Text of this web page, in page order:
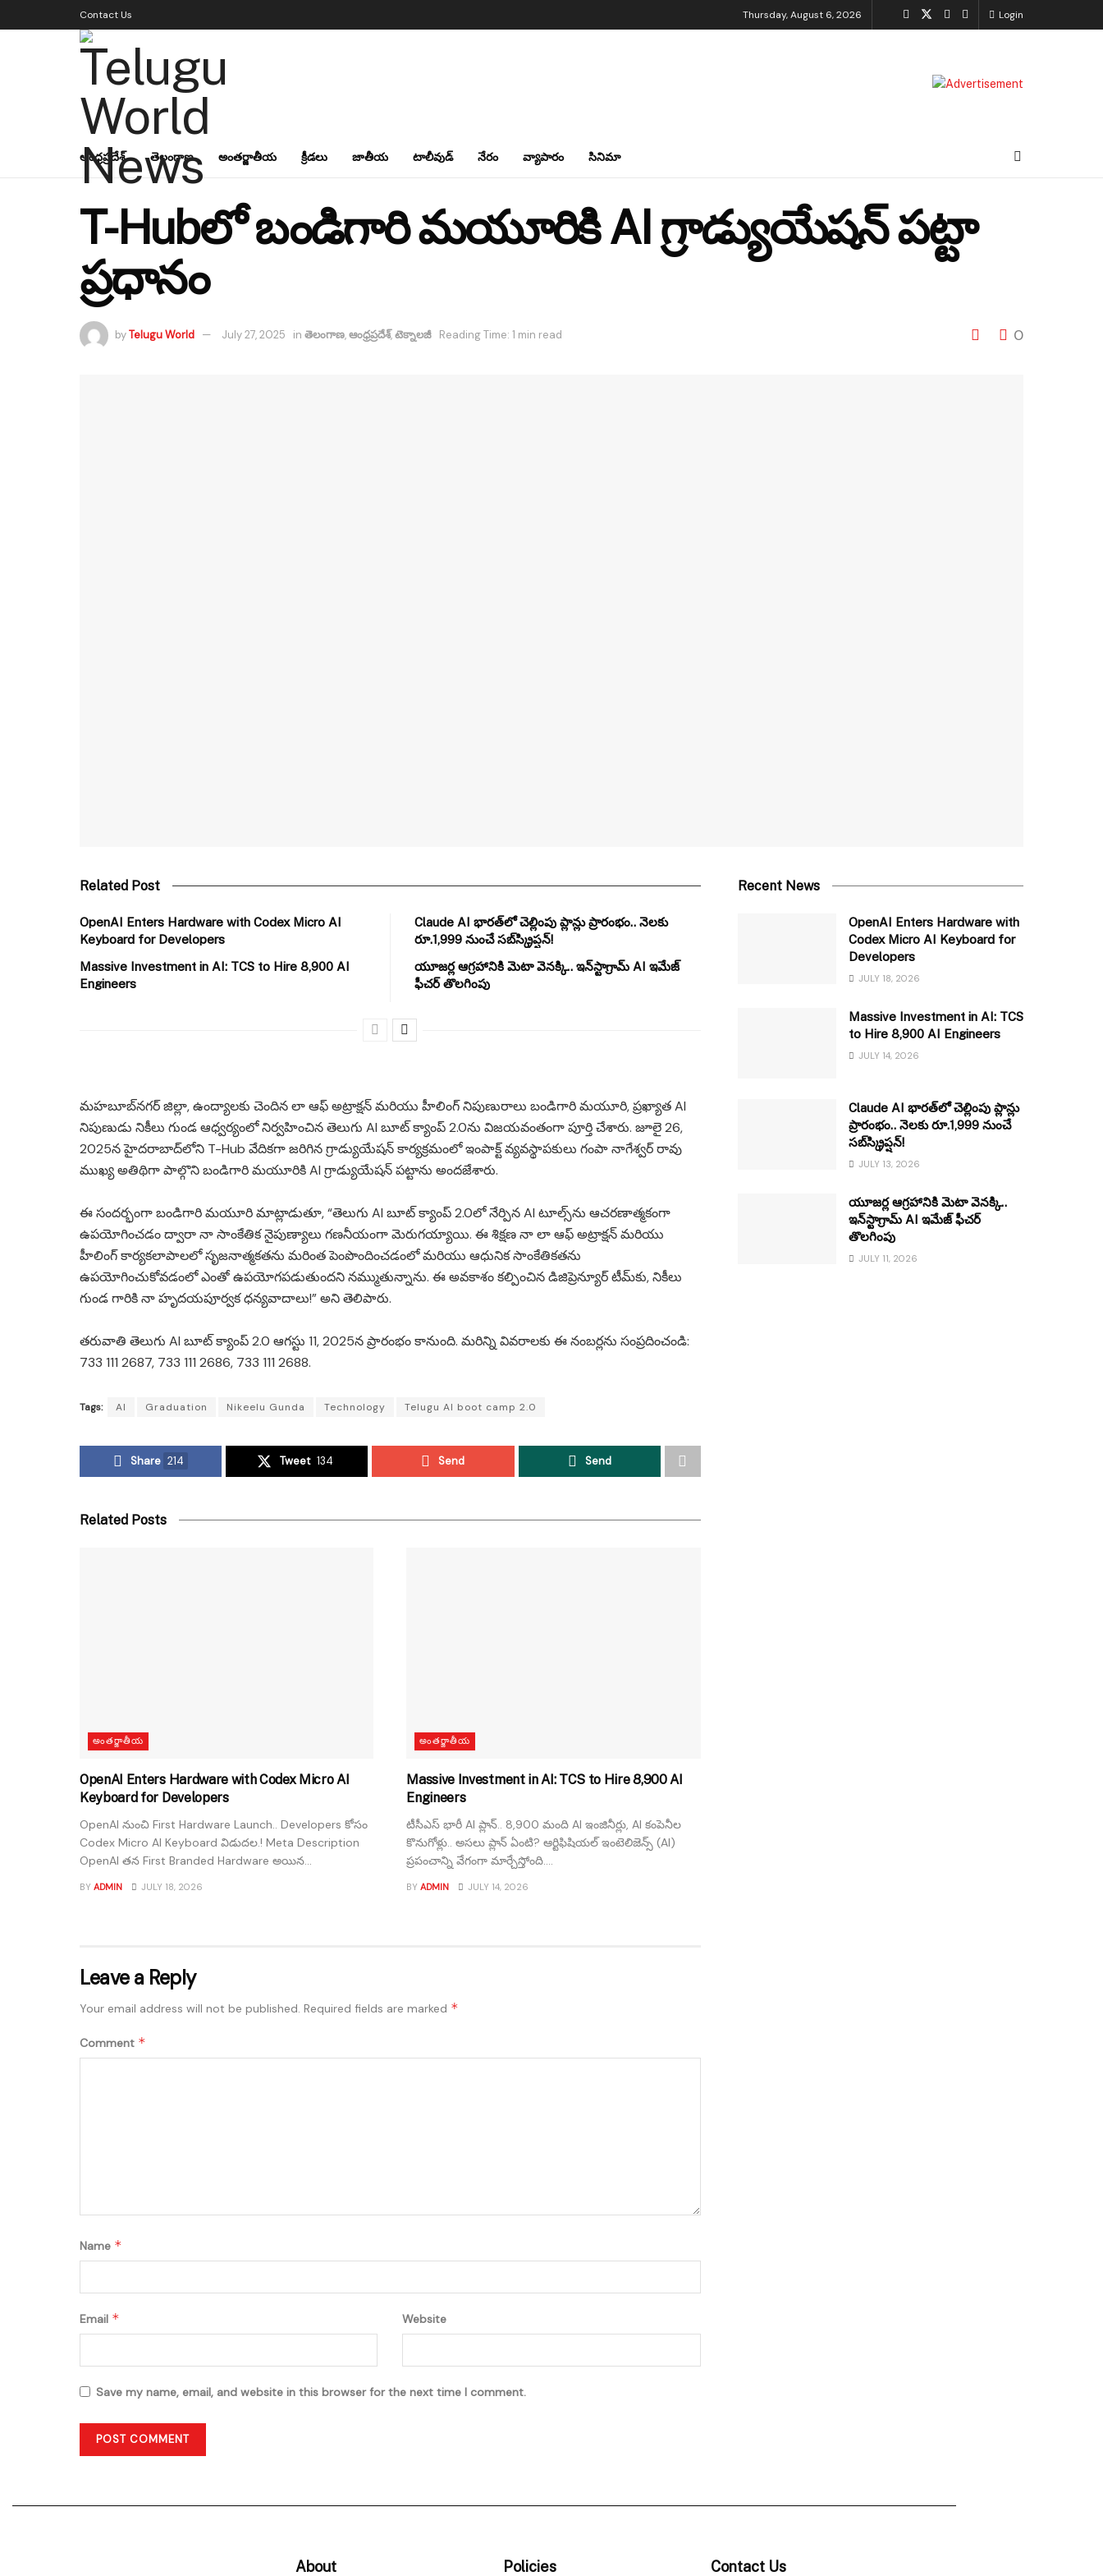
Contact Us Thursday, August 6, 2026 Login
ఆంధ్రప్రదేశ్ తెలంగాణ అంతర్జాతీయ క్రీడలు జాతీయ టాలీవుడ్ నేరం వ్యాపారం సినిమా
T-Hubలో బండిగారి మయూరికి AI గ్రాడ్యుయేషన్ పట్టా
ప్రధానం
byTelugu World July 27, 2025 in తెలంగాణ,ఆంధ్రప్రదేశ్,టెక్నాలజీ Reading Time: 1 min read 0
Related Post
OpenAI Enters Hardware with Codex Micro AI
Keyboard for Developers
Massive Investment in AI: TCS to Hire 8,900 AI
Engineers
Claude AI భారత్‌లో చెల్లింపు ప్లాన్లు ప్రారంభం.. నెలకు
రూ.1,999 నుంచే సబ్‌స్క్రిప్షన్!
యూజర్ల ఆగ్రహానికి మెటా వెనక్కి.. ఇన్‌స్టాగ్రామ్ AI ఇమేజ్
ఫీచర్ తొలగింపు
మహబూబ్‌నగర్ జిల్లా, ఉంద్యాలకు చెందిన లా ఆఫ్ అట్రాక్షన్ మరియు హీలింగ్ నిపుణురాలు బండిగారి మయూరి, ప్రఖ్యాత AI
నిపుణుడు నికీలు గుండ ఆధ్వర్యంలో నిర్వహించిన తెలుగు AI బూట్ క్యాంప్ 2.0ను విజయవంతంగా పూర్తి చేశారు. జూలై 26,
2025న హైదరాబాద్‌లోని T-Hub వేదికగా జరిగిన గ్రాడ్యుయేషన్ కార్యక్రమంలో ఇంపాక్ట్ వ్యవస్థాపకులు గంపా నాగేశ్వర్ రావు
ముఖ్య అతిథిగా పాల్గొని బండిగారి మయూరికి AI గ్రాడ్యుయేషన్ పట్టాను అందజేశారు.
ఈ సందర్భంగా బండిగారి మయూరి మాట్లాడుతూ, “తెలుగు AI బూట్ క్యాంప్ 2.0లో నేర్పిన AI టూల్స్‌ను ఆచరణాత్మకంగా
ఉపయోగించడం ద్వారా నా సాంకేతిక నైపుణ్యాలు గణనీయంగా మెరుగయ్యాయి. ఈ శిక్షణ నా లా ఆఫ్ అట్రాక్షన్ మరియు
హీలింగ్ కార్యకలాపాలలో సృజనాత్మకతను మరింత పెంపొందించడంలో మరియు ఆధునిక సాంకేతికతను
ఉపయోగించుకోవడంలో ఎంతో ఉపయోగపడుతుందని నమ్ముతున్నాను. ఈ అవకాశం కల్పించిన డిజిప్రెన్యూర్ టీమ్‌కు, నికీలు
గుండ గారికి నా హృదయపూర్వక ధన్యవాదాలు!” అని తెలిపారు.
తరువాతి తెలుగు AI బూట్ క్యాంప్ 2.0 ఆగస్టు 11, 2025న ప్రారంభం కానుంది. మరిన్ని వివరాలకు ఈ నంబర్లను సంప్రదించండి:
733 111 2687, 733 111 2686, 733 111 2688.
Tags: AI Graduation Nikeelu Gunda Technology Telugu AI boot camp 2.0
Share 214 Tweet 134 Send Send
Related Posts
అంతర్జాతీయ
OpenAI Enters Hardware with Codex Micro AI
Keyboard for Developers
OpenAI నుంచి First Hardware Launch.. Developers కోసం
Codex Micro AI Keyboard విడుదల.! Meta Description
OpenAI తన First Branded Hardware అయిన...
BY ADMIN JULY 18, 2026
అంతర్జాతీయ
Massive Investment in AI: TCS to Hire 8,900 AI
Engineers
టీసీఎస్ భారీ AI ప్లాన్.. 8,900 మంది AI ఇంజినీర్లు, AI కంపెనీల
కొనుగోళ్లు.. అసలు ప్లాన్ ఏంటి? ఆర్టిఫిషియల్ ఇంటెలిజెన్స్ (AI)
ప్రపంచాన్ని వేగంగా మార్చేస్తోంది....
BY ADMIN JULY 14, 2026
Leave a Reply
Your email address will not be published. Required fields are marked *
Comment *
Name *
Email * Website
Save my name, email, and website in this browser for the next time I comment.
Recent News
OpenAI Enters Hardware with
Codex Micro AI Keyboard for
Developers
JULY 18, 2026
Massive Investment in AI: TCS
to Hire 8,900 AI Engineers
JULY 14, 2026
Claude AI భారత్‌లో చెల్లింపు ప్లాన్లు
ప్రారంభం.. నెలకు రూ.1,999 నుంచే
సబ్‌స్క్రిప్షన్!
JULY 13, 2026
యూజర్ల ఆగ్రహానికి మెటా వెనక్కి..
ఇన్‌స్టాగ్రామ్ AI ఇమేజ్ ఫీచర్
తొలగింపు
JULY 11, 2026
About Policies Contact Us